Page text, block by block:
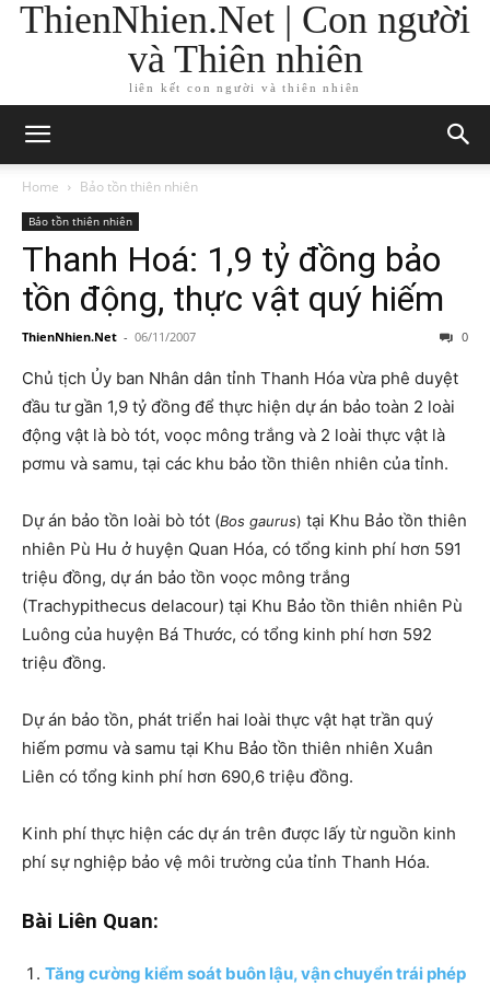
ThienNhien.Net | Con người
và Thiên nhiên
liên kết con người và thiên nhiên
Home Bảo tồn thiên nhiên
Bảo tồn thiên nhiên
Thanh Hoá: 1,9 tỷ đồng bảo
tồn động, thực vật quý hiếm
ThienNhien.Net - 06/11/2007 0
Chủ tịch Ủy ban Nhân dân tỉnh Thanh Hóa vừa phê duyệt
đầu tư gần 1,9 tỷ đồng để thực hiện dự án bảo toàn 2 loài
động vật là bò tót, voọc mông trắng và 2 loài thực vật là
pơmu và samu, tại các khu bảo tồn thiên nhiên của tỉnh.
Dự án bảo tồn loài bò tót (Bos gaurus) tại Khu Bảo tồn thiên
nhiên Pù Hu ở huyện Quan Hóa, có tổng kinh phí hơn 591
triệu đồng, dự án bảo tồn voọc mông trắng
(Trachypithecus delacour) tại Khu Bảo tồn thiên nhiên Pù
Luông của huyện Bá Thước, có tổng kinh phí hơn 592
triệu đồng.
Dự án bảo tồn, phát triển hai loài thực vật hạt trần quý
hiếm pơmu và samu tại Khu Bảo tồn thiên nhiên Xuân
Liên có tổng kinh phí hơn 690,6 triệu đồng.
Kinh phí thực hiện các dự án trên được lấy từ nguồn kinh
phí sự nghiệp bảo vệ môi trường của tỉnh Thanh Hóa.
Bài Liên Quan:
Tăng cường kiểm soát buôn lậu, vận chuyển trái phép